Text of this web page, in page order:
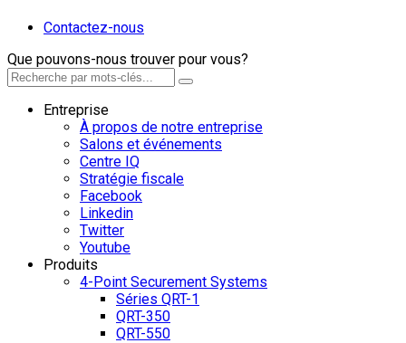
Contactez-nous
Que pouvons-nous trouver pour vous?
Entreprise
À propos de notre entreprise
Salons et événements
Centre IQ
Stratégie fiscale
Facebook
Linkedin
Twitter
Youtube
Produits
4-Point Securement Systems
Séries QRT-1
QRT-350
QRT-550